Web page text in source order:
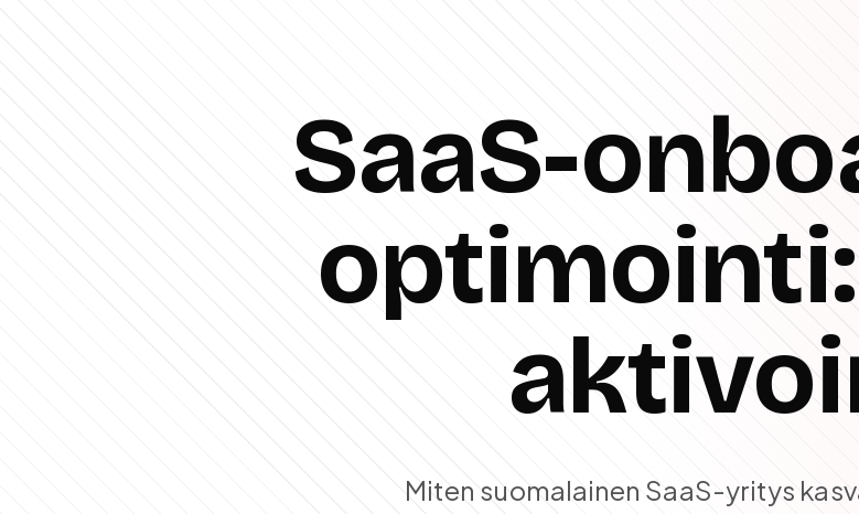
SaaS-
Miten suomalainen SaaS-yritys